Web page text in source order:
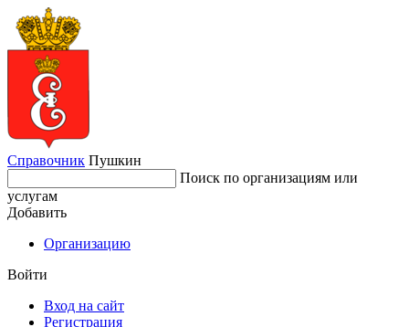
Справочник Пушкин
Поиск по организациям или
услугам
Добавить
Организацию
Войти
Вход на сайт
Регистрация